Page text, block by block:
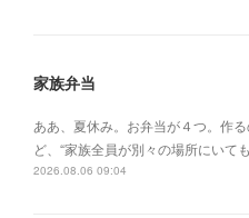
家族弁当
ああ、夏休み。お弁当が４つ。作
ど、“家族全員が別々の場所にいて
2026.08.06 09:04